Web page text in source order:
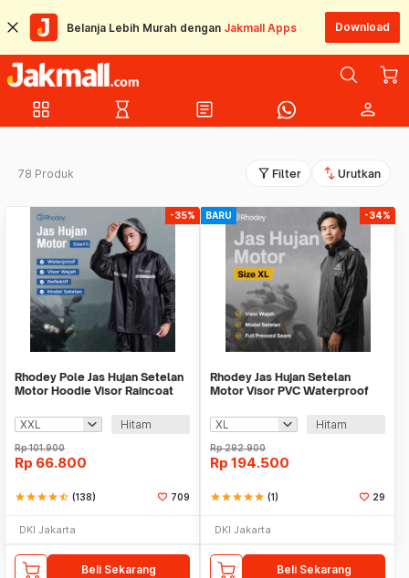
Belanja Lebih Murah dengan Jakmall Apps Download
grid_view hourglass_empty article person
78 Produk filter_alt Filter swap_vert Urutkan
-35%
Rhodey Pole Jas Hujan Setelan
Motor Hoodie Visor Raincoat
Hitam
Rp101.900
Rp 66.800
starstarstarstarstar_half (138) 709
DKI Jakarta
Beli Sekarang
BARU -34%
Rhodey Jas Hujan Setelan
Motor Visor PVC Waterproof
Hitam
Rp292.900
Rp 194.500
starstarstarstarstar (1) 29
DKI Jakarta
Beli Sekarang